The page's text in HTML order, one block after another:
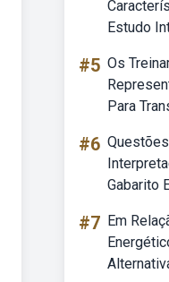
Estudo
#5 Os
Para
#6
Gabarito
#7 Em